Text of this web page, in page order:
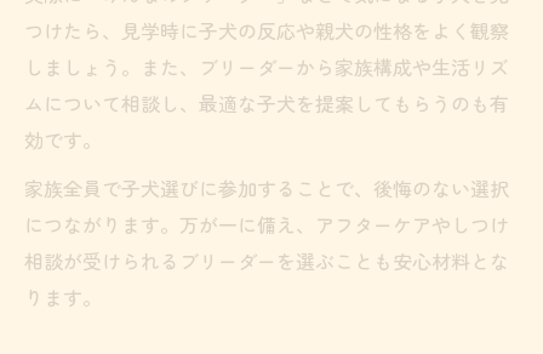
つけたら、見学時に子犬の反応や親犬の性格をよく観察
しましょう。また、ブリーダーから家族構成や生活リズ
ムについて相談し、最適な子犬を提案してもらうのも有
効です。
家族全員で子犬選びに参加することで、後悔のない選択
につながります。万が一に備え、アフターケアやしつけ
相談が受けられるブリーダーを選ぶことも安心材料とな
ります。